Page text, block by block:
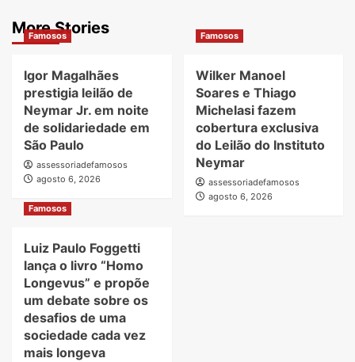
More Stories
Famosos
Igor Magalhães
prestigia leilão de
Neymar Jr. em noite
de solidariedade em
São Paulo
assessoriadefamosos
agosto 6, 2026
Famosos
Wilker Manoel
Soares e Thiago
Michelasi fazem
cobertura exclusiva
do Leilão do Instituto
Neymar
assessoriadefamosos
agosto 6, 2026
Famosos
Luiz Paulo Foggetti
lança o livro “Homo
Longevus” e propõe
um debate sobre os
desafios de uma
sociedade cada vez
mais longeva